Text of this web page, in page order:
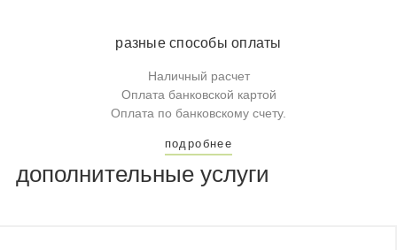
разные способы оплаты
Наличный расчет
Оплата банковской картой
Оплата по банковскому счету.
подробнее
дополнительные услуги